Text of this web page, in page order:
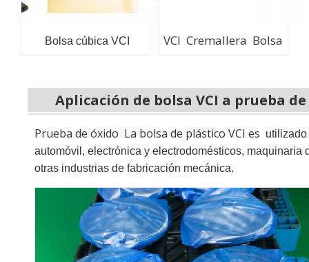
Bolsa cúbica VCI VCI Cremallera Bolsa
Aplicación de bolsa VCI a prueba
Prueba de óxido La bolsa de plástico VCI es
automóvil, electrónica y electrodomésticos,
otras industrias de fabricación mecánica.